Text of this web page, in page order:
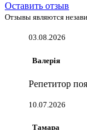
Оставить отзыв
Отзывы являются
03.08.2026
Валерія
Репетитор
10.07.2026
Тамара